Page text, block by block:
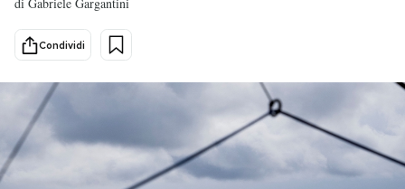
Scienza
Cultura
Economia
Mondiali calcio 2026
di Gabriele Gargantini
Condividi